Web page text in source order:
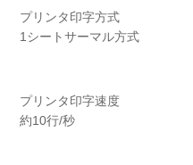
プリンタ印字方式
1シートサーマル方式
プリンタ印字速度
約10行/秒